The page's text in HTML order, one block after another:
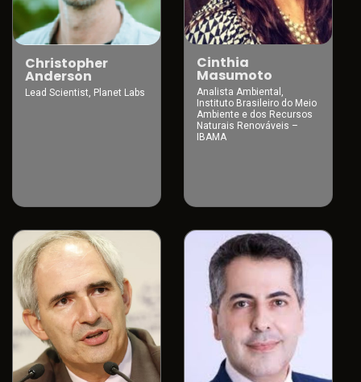
Christopher
Anderson
Lead Scientist, Planet Labs
Cinthia
Masumoto
Analista Ambiental,
Instituto Brasileiro do Meio
Ambiente e dos Recursos
Naturais Renováveis –
IBAMA